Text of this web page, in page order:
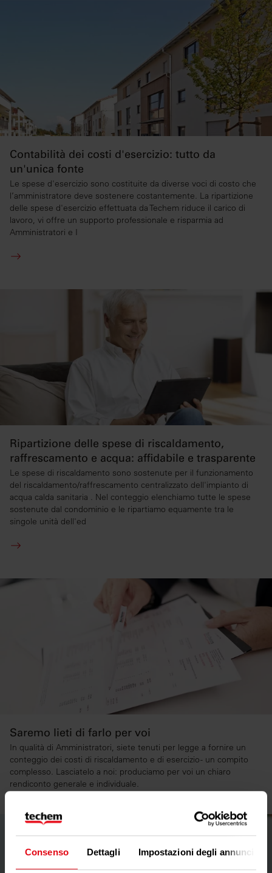
Consenso Dettagli Impostazioni degli annunci
Contabilità dei costi d'esercizio: tutto da
un'unica fonte
Le spese d'esercizio sono costituite da diverse voci di costo che
l’amministratore deve sostenere costantemente. La ripartizione
delle spese d'esercizio effettuata da Techem riduce il carico di
lavoro, vi offre un supporto professionale e risparmia ad
Amministratori e I
Ripartizione delle spese di riscaldamento,
raffrescamento e acqua: affidabile e trasparente
Le spese di riscaldamento sono sostenute per il funzionamento
del riscaldamento/raffrescamento centralizzato dell'impianto di
acqua calda sanitaria . Nel conteggio elenchiamo tutte le spese
sostenute dal condominio e le ripartiamo equamente tra le
singole unità dell'ed
Saremo lieti di farlo per voi
In qualità di Amministratori, siete tenuti per legge a fornire un
conteggio dei costi di riscaldamento e di esercizio - un compito
complesso. Lasciatelo a noi: produciamo per voi un chiaro
rendiconto generale e individuale.